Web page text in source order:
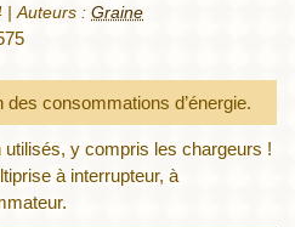
|Auteurs :Graine
consommations d’énergie.
y compris les chargeurs !
à interrupteur, à